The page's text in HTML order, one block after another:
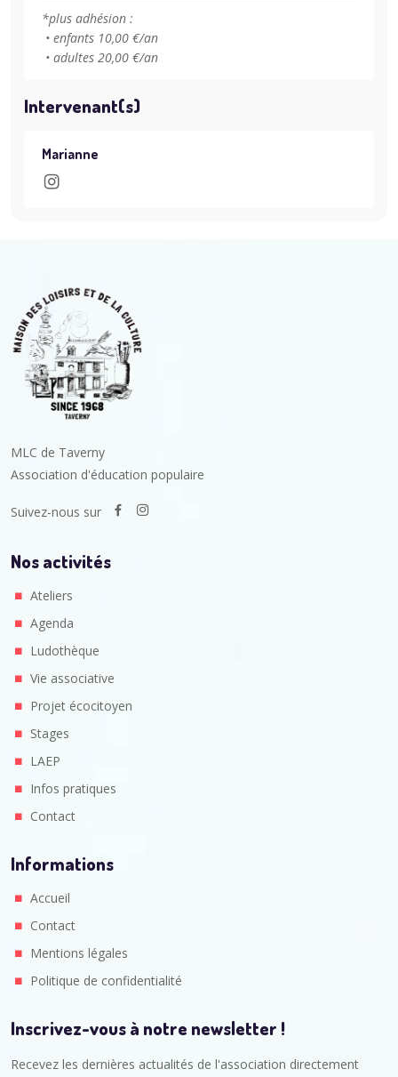
*plus adhésion :
• enfants 10,00 €/an
• adultes 20,00 €/an
Intervenant(s)
Marianne
MLC de Taverny
Association d'éducation populaire
Suivez-nous sur
Nos activités
Ateliers
Agenda
Ludothèque
Vie associative
Projet écocitoyen
Stages
LAEP
Infos pratiques
Contact
Informations
Accueil
Contact
Mentions légales
Politique de confidentialité
Inscrivez-vous à notre newsletter !
Recevez les dernières actualités de l'association directement